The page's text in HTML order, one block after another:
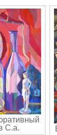
С.а.